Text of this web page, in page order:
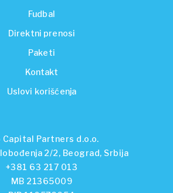
Fudbal
Direktni prenosi
Paketi
Kontakt
Uslovi korišćenja
Capital Partners d.o.o.
2/2, Beograd, Srbija
+381 63 217 013
MB 21365009